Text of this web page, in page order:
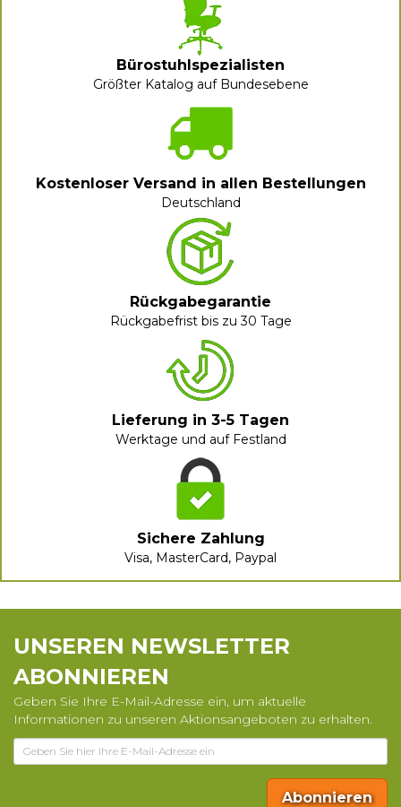
Bürostuhlspezialisten
Größter Katalog auf Bundesebene
Kostenloser Versand in allen Bestellungen
Deutschland
Rückgabegarantie
Rückgabefrist bis zu 30 Tage
Lieferung in 3-5 Tagen
Werktage und auf Festland
Sichere Zahlung
Visa, MasterCard, Paypal
UNSEREN NEWSLETTER
ABONNIEREN
Geben Sie Ihre E-Mail-Adresse ein, um aktuelle
Informationen zu unseren Aktionsangeboten zu erhalten.
Abonnieren